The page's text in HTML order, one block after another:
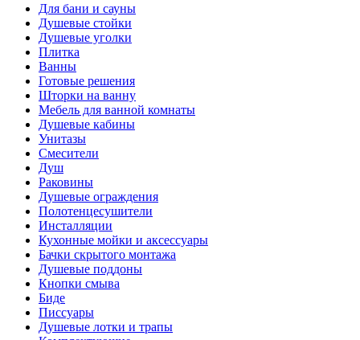
Для бани и сауны
Душевые стойки
Душевые уголки
Плитка
Ванны
Готовые решения
Шторки на ванну
Мебель для ванной комнаты
Душевые кабины
Унитазы
Смесители
Душ
Раковины
Душевые ограждения
Полотенцесушители
Инсталляции
Кухонные мойки и аксессуары
Бачки скрытого монтажа
Душевые поддоны
Кнопки смыва
Биде
Писсуары
Душевые лотки и трапы